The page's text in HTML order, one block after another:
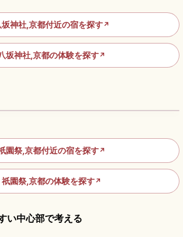
坂神社,京都付近の宿を探す↗
坂神社,京都の体験を探す↗
園祭,京都付近の宿を探す↗
祇園祭,京都の体験を探す↗
い中心部で考える